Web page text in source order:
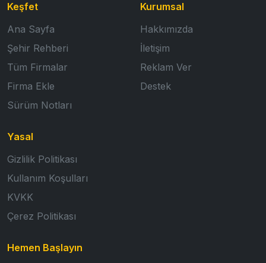
Keşfet
Ana Sayfa
Şehir Rehberi
Tüm Firmalar
Firma Ekle
Sürüm Notları
Kurumsal
Hakkımızda
İletişim
Reklam Ver
Destek
Yasal
Gizlilik Politikası
Kullanım Koşulları
KVKK
Çerez Politikası
Hemen Başlayın